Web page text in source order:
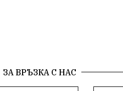
БългарскоЗемеделие Ямбол
ЗА ВРЪЗКА С НАС